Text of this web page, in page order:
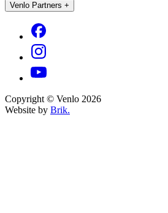
Venlo Partners +
Copyright © Venlo 2026
Website by Brik.